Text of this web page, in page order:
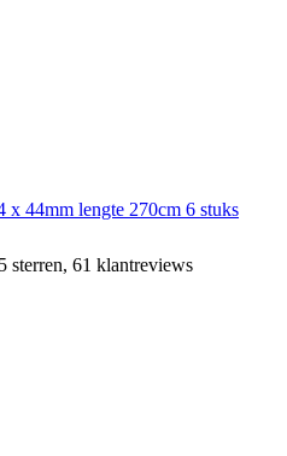
x 44mm lengte 270cm 6 stuks
sterren, 61 klantreviews